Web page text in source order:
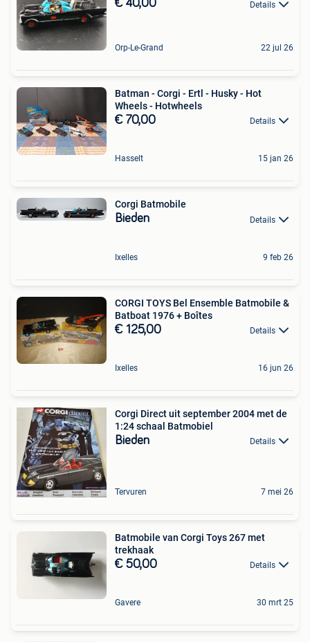
€ 40,00 Details
Orp-Le-Grand 22 jul 26
Batman - Corgi - Ertl - Husky - Hot
Wheels - Hotwheels
€ 70,00 Details
Hasselt 15 jan 26
Corgi Batmobile
Bieden Details
Ixelles 9 feb 26
CORGI TOYS Bel Ensemble Batmobile &
Batboat 1976 + Boîtes
€ 125,00 Details
Ixelles 16 jun 26
Corgi Direct uit september 2004 met de
1:24 schaal Batmobiel
Bieden Details
Tervuren 7 mei 26
Batmobile van Corgi Toys 267 met
trekhaak
€ 50,00 Details
Gavere 30 mrt 25